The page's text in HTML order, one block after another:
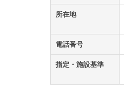
所在地
電話番号
指定・施設基準